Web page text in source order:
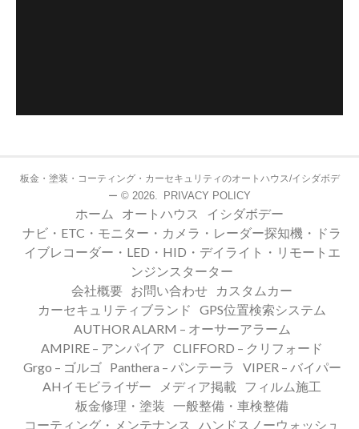
板金・塗装・コーティング・カーセキュリティのオートハウス/イシダボデ
ー © 2026. PRIVACY POLICY
ホーム オートハウス
イシダボデー
ナビ・ETC・モニター・カメラ・レーダー探知機・ドラ
イブレコーダー・LED・HID・デイライト・リモートエ
ンジンスターター
会社概要
お問い合わせ
カスタムカー
カーセキュリティブランド
GPS位置検索システム
AUTHOR ALARM – オーサーアラーム
AMPIRE – アンパイア CLIFFORD – クリフォード
Grgo – ゴルゴ
Panthera – パンテーラ
VIPER – バイパー
AHイモビライザー
メディア掲載
フィルム施工
板金修理・塗装 一般整備・車検整備
コーティング・メンテナンス
ハンドスノーウォッシュ